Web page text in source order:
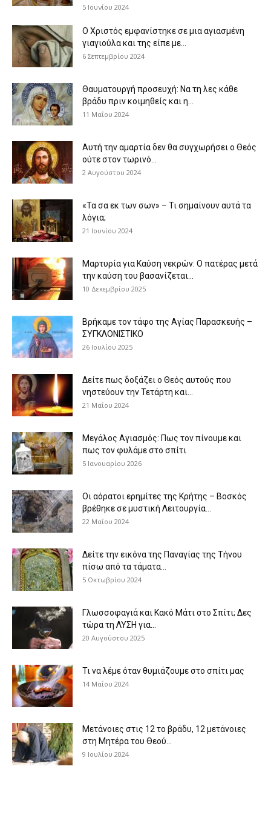
5 Ιουνίου 2024
Ο Χριστός εμφανίστηκε σε μια αγιασμένη
γιαγιούλα και της είπε με...
6 Σεπτεμβρίου 2024
Θαυματουργή προσευχή: Να τη λες κάθε
βράδυ πριν κοιμηθείς και η...
11 Μαΐου 2024
Αυτή την αμαρτία δεν θα συγχωρήσει ο Θεός
ούτε στον τωρινό...
2 Αυγούστου 2024
«Τα σα εκ των σων» – Τι σημαίνουν αυτά τα
λόγια;
21 Ιουνίου 2024
Μαρτυρία για Καύση νεκρών: Ο πατέρας μετά
την καύση του βασανίζεται...
10 Δεκεμβρίου 2025
Βρήκαμε τον τάφο της Αγίας Παρασκευής –
ΣΥΓΚΛΟΝΙΣΤΙΚΟ
26 Ιουλίου 2025
Δείτε πως δοξάζει ο Θεός αυτούς που
νηστεύουν την Τετάρτη και...
21 Μαΐου 2024
Μεγάλος Αγιασμός: Πως τον πίνουμε και
πως τον φυλάμε στο σπίτι
5 Ιανουαρίου 2026
Οι αόρατοι ερημίτες της Κρήτης – Βοσκός
βρέθηκε σε μυστική Λειτουργία...
22 Μαΐου 2024
Δείτε την εικόνα της Παναγίας της Τήνου
πίσω από τα τάματα...
5 Οκτωβρίου 2024
Γλωσσοφαγιά και Κακό Μάτι στο Σπίτι; Δες
τώρα τη ΛΥΣΗ για...
20 Αυγούστου 2025
Τι να λέμε όταν θυμιάζουμε στο σπίτι μας
14 Μαΐου 2024
Μετάνοιες στις 12 το βράδυ, 12 μετάνοιες
στη Μητέρα του Θεού...
9 Ιουλίου 2024